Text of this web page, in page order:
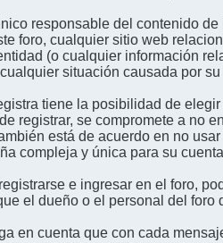
responsable del contenido
foro, cualquier sitio web
(o cualquier información
situación causada por su
tiene la posibilidad de
registrar, se compromete a no
está de acuerdo en no
compleja y única para su
e ingresar en el foro,
el dueño o el personal del
en cuenta que con cada